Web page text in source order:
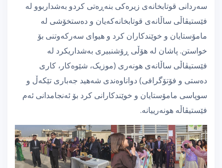
سەردانی قوتابخانەی زیرەکی بنەڕەتی کردو بەشداربوو لە
فێستیڤاڵی ساڵانەی قوتابخانەکەیان و دەستخۆشی لە
مامۆستایان و خوێندکاران کرد و هیوای سەرکەوتنی بۆ
خواستن. پاشان لە هۆڵی ڕۆشنبیری بەشداریکرد لە
فێستیڤاڵی ساڵانەی هونەری (موزیک، شێوەکار، کاری
دەستی و فۆتۆگرافی) دواناوەندی شەهید جەباری تێکەڵ و
سوپاسی مامۆستایان و خوێندکارانی کرد بۆ ئەنجامدانی ئەم
فێستیڤاڵە هونەرییانە.